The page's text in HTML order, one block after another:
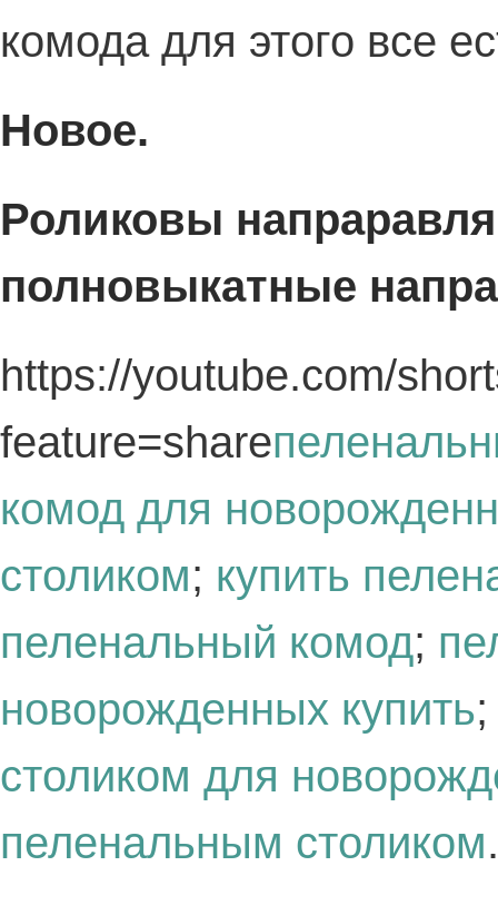
комода для этого все
Новое.
Роликовы
полновыкатные
https://youtube.com/
feature=share
комод для
столиком; купить
пеленальный комод;
новорожденных купить
столиком для
пеленальным столиком.